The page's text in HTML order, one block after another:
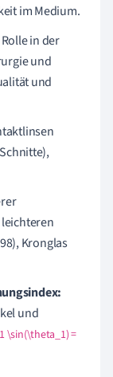
im Medium.
in der
und
und
Kronglas
und
\sin(\theta_1) =